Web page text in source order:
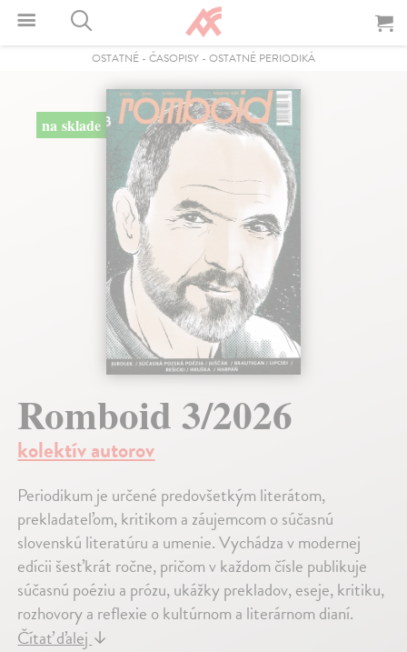
OSTATNÉ - ČASOPISY - OSTATNÉ PERIODIKÁ
na sklade
Romboid 3/2026
kolektív autorov
Periodikum je určené predovšetkým literátom,
prekladateľom, kritikom a záujemcom o súčasnú
slovenskú literatúru a umenie. Vychádza v modernej
edícii šesťkrát ročne, pričom v každom čísle publikuje
súčasnú poéziu a prózu, ukážky prekladov, eseje, kritiku,
rozhovory a reflexie o kultúrnom a literárnom dianí.
Čítať ďalej ↓